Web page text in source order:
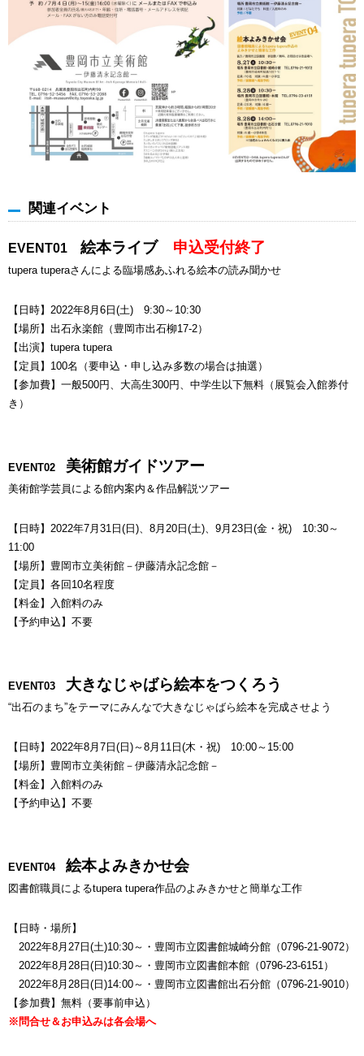
関連イベント
EVENT01 絵本ライブ 申込受付終了
tupera tuperaさんによる臨場感あふれる絵本の読み聞かせ
【日時】2022年8月6日(土) 9:30～10:30
【場所】出石永楽館（豊岡市出石柳17-2）
【出演】tupera tupera
【定員】100名（要申込・申し込み多数の場合は抽選）
【参加費】一般500円、大高生300円、中学生以下無料（展覧会入館券付
き）
EVENT02 美術館ガイドツアー
美術館学芸員による館内案内＆作品解説ツアー
【日時】2022年7月31日(日)、8月20日(土)、9月23日(金・祝) 10:30～
11:00
【場所】豊岡市立美術館－伊藤清永記念館－
【定員】各回10名程度
【料金】入館料のみ
【予約申込】不要
EVENT03 大きなじゃばら絵本をつくろう
“出石のまち”をテーマにみんなで大きなじゃばら絵本を完成させよう
【日時】2022年8月7日(日)～8月11日(木・祝) 10:00～15:00
【場所】豊岡市立美術館－伊藤清永記念館－
【料金】入館料のみ
【予約申込】不要
EVENT04 絵本よみきかせ会
図書館職員によるtupera tupera作品のよみきかせと簡単な工作
【日時・場所】
2022年8月27日(土)10:30～・豊岡市立図書館城崎分館（0796-21-9072）
2022年8月28日(日)10:30～・豊岡市立図書館本館（0796-23-6151）
2022年8月28日(日)14:00～・豊岡市立図書館出石分館（0796-21-9010）
【参加費】無料（要事前申込）
※問合せ＆お申込みは各会場へ